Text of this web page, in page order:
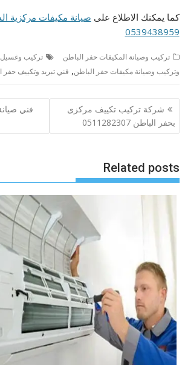
كما يمكنك الاطلاع على صيانة مكيفات مركزية
0539438959
تركيب وصيانة المكيفات حفر الباطن تركيب وغسيل
وتركيب وصيانة مكيفات حفر الباطن, فني تبريد وتكييف حفر
تصفّح
المقالات
شركة تركيب تكييف مركزى
بحفر الباطن 0511282307
فني
Related posts